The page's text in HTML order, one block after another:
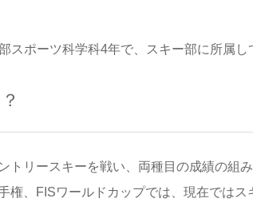
スポーツ科学科4年で、スキー部に所属
トリースキーを戦い、両種目の成績の組
権、FISワールドカップでは、現在では